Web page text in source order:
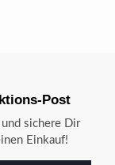
Post
sichere Dir
Einkauf!